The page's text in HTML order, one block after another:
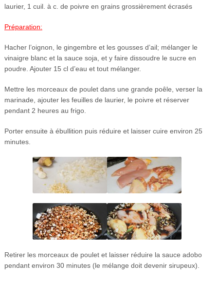
laurier, 1 cuil. à c. de poivre en grains grossièrement écrasés
Préparation:
Hacher l’oignon, le gingembre et les gousses d’ail; mélanger le
vinaigre blanc et la sauce soja, et y faire dissoudre le sucre en
poudre. Ajouter 15 cl d’eau et tout mélanger.
Mettre les morceaux de poulet dans une grande poêle, verser la
marinade, ajouter les feuilles de laurier, le poivre et réserver
pendant 2 heures au frigo.
Porter ensuite à ébullition puis réduire et laisser cuire environ 25
minutes.
Retirer les morceaux de poulet et laisser réduire la sauce adobo
pendant environ 30 minutes (le mélange doit devenir sirupeux).